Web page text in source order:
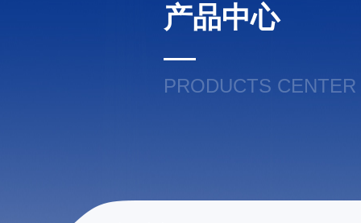
产品中心
PRODUCTS CENTER